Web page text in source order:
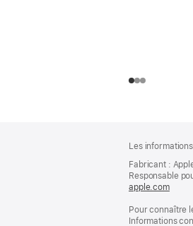
de
page
de
bas
de
page
Les
Fabricant :
Responsable
apple.com
une
Pour connaître
Informations